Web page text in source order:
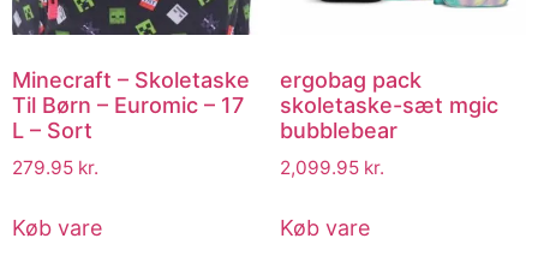
Minecraft – Skoletaske
Til Børn – Euromic – 17
L – Sort
279.95 kr.
Køb vare
ergobag pack
skoletaske-sæt mgic
bubblebear
2,099.95 kr.
Køb vare